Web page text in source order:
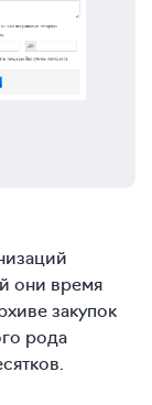
они время
закупок
рода